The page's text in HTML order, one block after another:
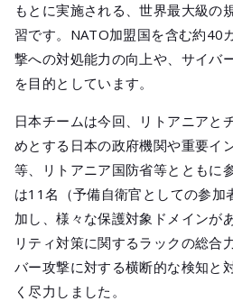
もとに実施される、世界最大級の
習です。NATO加盟国を含む約40
撃への対処能力の向上や、サイバ
を目的としています。
日本チームは今回、リトアニアと
めとする日本の政府機関や重要イ
等、リトアニア国防省等とともに
は11名（予備自衛官としての参加
加し、様々な保護対象ドメインが
リティ対策に関するラックの総合
バー攻撃に対する横断的な検知と
く尽力しました。